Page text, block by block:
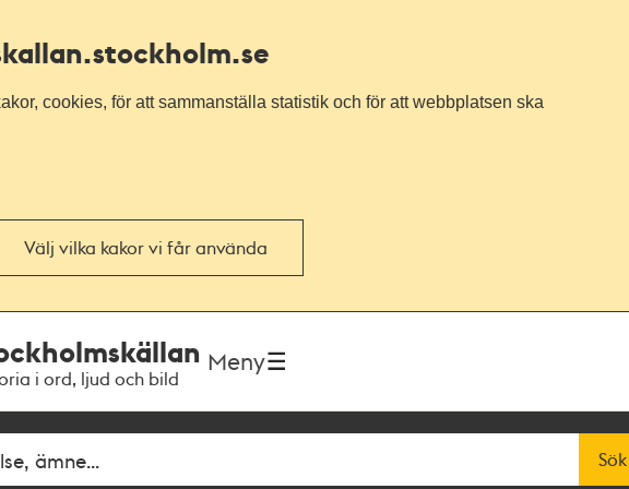
.stockholm.se
cookies, för att sammanställa statistik och för att webbplatsen ska
Välj vilka kakor vi får använda
i ord, ljud och bild
Meny
Sök